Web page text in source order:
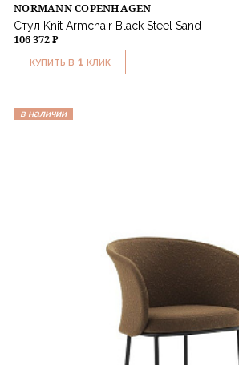
NORMANN COPENHAGEN
Стул Knit Armchair Black Steel Sand
106 372 ₽
КУПИТЬ В 1 КЛИК
в наличии